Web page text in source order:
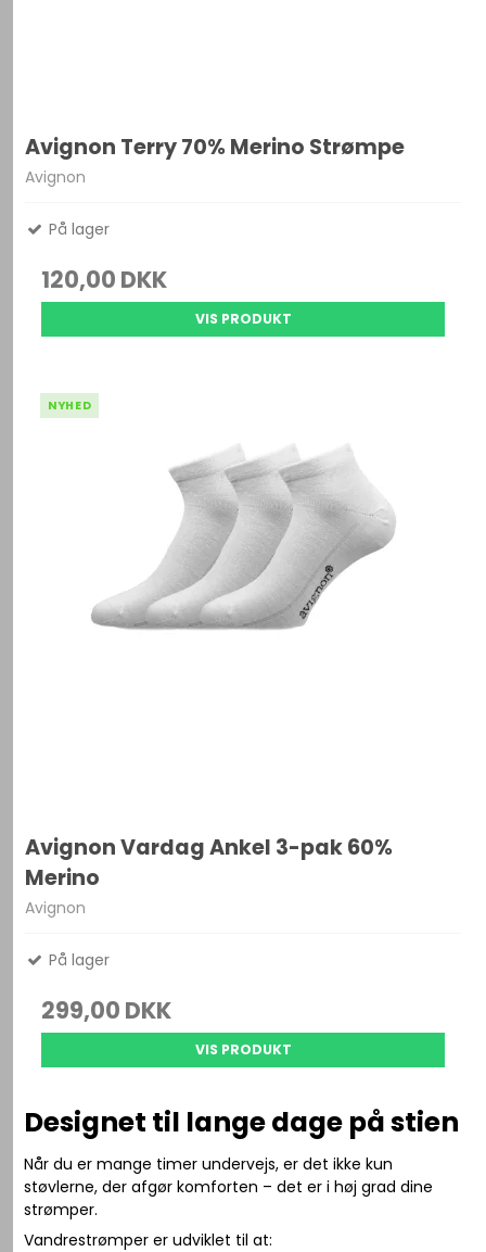
Avignon Terry 70% Merino Strømpe
Avignon
På lager
120,00 DKK
VIS PRODUKT
NYHED
Avignon Vardag Ankel 3-pak 60%
Merino
Avignon
På lager
299,00 DKK
VIS PRODUKT
Designet til lange dage på stien
Når du er mange timer undervejs, er det ikke kun
støvlerne, der afgør komforten – det er i høj grad dine
strømper.
Vandrestrømper er udviklet til at: